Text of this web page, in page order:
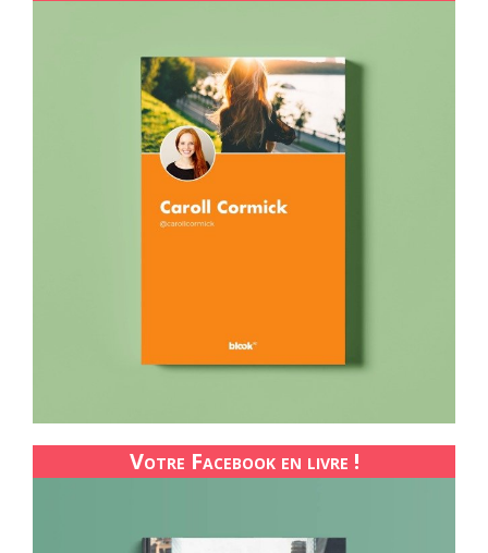
Votre Facebook en livre !